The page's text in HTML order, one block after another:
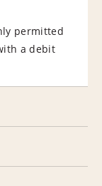
permitted
a debit